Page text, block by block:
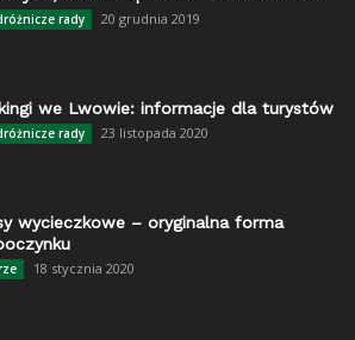
rady 20 grudnia 2019
we Lwowie: informacje dla turystów
rady 23 listopada 2020
wycieczkowe – oryginalna forma
18 stycznia 2020